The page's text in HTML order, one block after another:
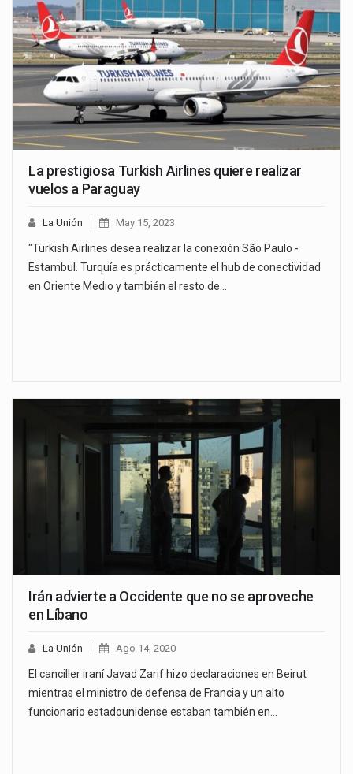
La prestigiosa Turkish Airlines quiere realizar
vuelos a Paraguay
La Unión May 15, 2023
"Turkish Airlines desea realizar la conexión São Paulo -
Estambul. Turquía es prácticamente el hub de conectividad
en Oriente Medio y también el resto de…
Irán advierte a Occidente que no se aproveche
en Líbano
La Unión Ago 14, 2020
El canciller iraní Javad Zarif hizo declaraciones en Beirut
mientras el ministro de defensa de Francia y un alto
funcionario estadounidense estaban también en…